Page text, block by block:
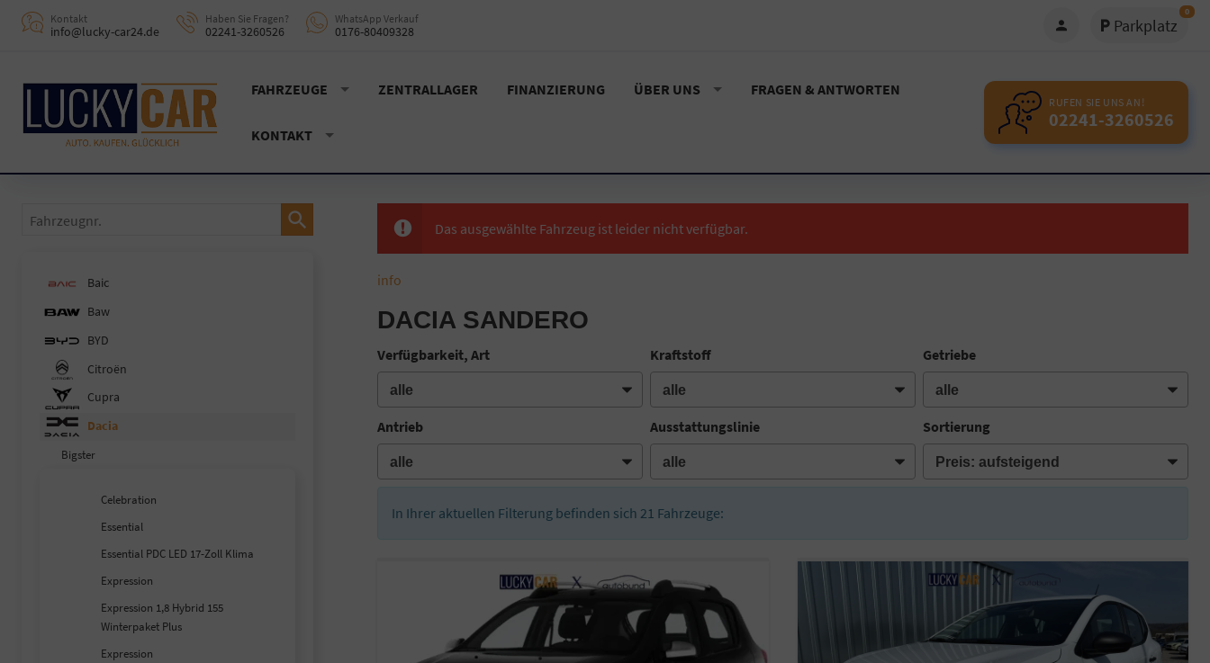
Kontakt
info@lucky-car24.de
Haben Sie Fragen?
02241-3260526
WhatsApp Verkauf
0176-80409328 Parkplatz
0
FAHRZEUGE ZENTRALLAGER FINANZIERUNG ÜBER UNS FRAGEN & ANTWORTEN
KONTAKT
RUFEN SIE UNS AN!
02241-3260526
Das ausgewählte Fahrzeug ist leider nicht verfügbar.
info
DACIA SANDERO
Verfügbarkeit, Art Kraftstoff Getriebe
Antrieb Ausstattungslinie Sortierung
In Ihrer aktuellen Filterung befinden sich 21 Fahrzeuge:
Fahrzeugnr.
Baic
Baw
BYD
Citroën
Cupra
Dacia
Bigster
Celebration
Essential
Essential PDC LED 17-Zoll Klima
Expression
Expression 1,8 Hybrid 155
Winterpaket Plus
Expression